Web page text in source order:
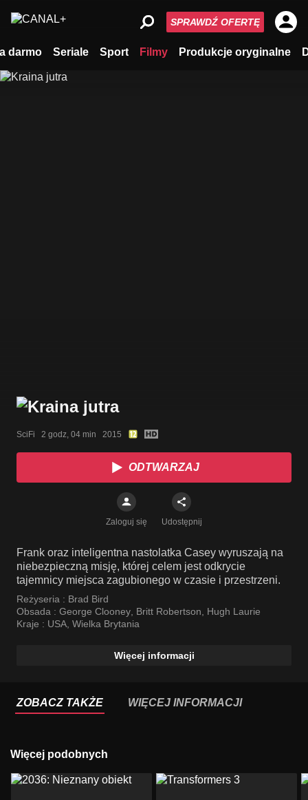
darmo Seriale Sport Filmy Produkcje oryginalne
SPRAWDŹ OFERTĘ
SciFi   2 godz, 04 min   2015
ODTWARZAJ
Zaloguj się Udostępnij
Frank oraz inteligentna nastolatka Casey wyruszają na
niebezpieczną misję, której celem jest odkrycie
tajemnicy miejsca zagubionego w czasie i przestrzeni.
Reżyseria : Brad Bird
Obsada : George Clooney, Britt Robertson, Hugh Laurie
Kraje : USA, Wielka Brytania
Więcej informacji
ZOBACZ TAKŻE WIĘCEJ INFORMACJI
Więcej podobnych